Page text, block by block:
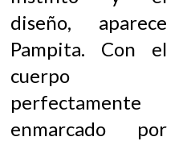
diseño, aparece
Pampita. Con el
cuerpo
perfectamente
enmarcado por